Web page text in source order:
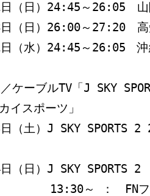
（日）24:45～26:05　山
（日）26:00～27:20　高
（水）24:45～26:05　沖
ケーブルTV「J SKY
イスポーツ」
（土）J SKY SPORTS 2
（日）J SKY SPORTS 2
～ ：　FNフリー